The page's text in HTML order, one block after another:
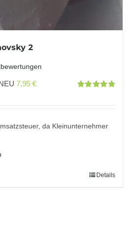
2
€
7,95 €Aktueller
7,95 €.
da Kleinunternehmer
Details